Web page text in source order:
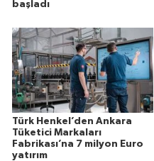
başladı
Türk Henkel’den Ankara
Tüketici Markaları
Fabrikası’na 7 milyon Euro
yatırım